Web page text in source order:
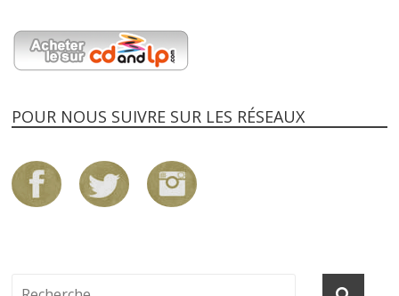
POUR NOUS SUIVRE SUR LES RÉSEAUX